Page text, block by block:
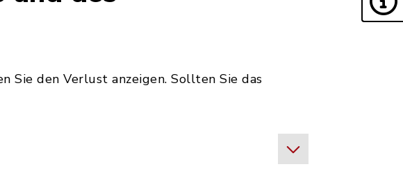
Sie den Verlust anzeigen. Sollten Sie das